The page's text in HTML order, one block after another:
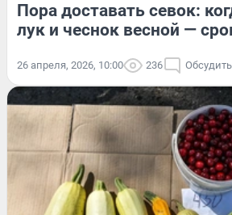
Пора доставать севок:
лук и чеснок весной —
26 апреля, 2026, 10:00 236 Обсудить